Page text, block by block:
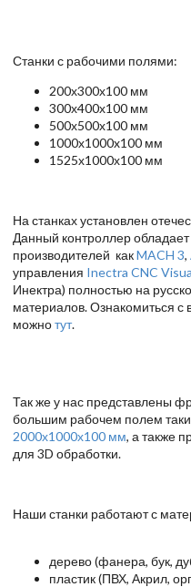
Станки с рабочими полями:
200х300х100 мм
300х400х100 мм
500х500х100 мм
1000х1000x100 мм
1525х1000х100 мм
На станках установлен
Данный контроллер
производителей какMACH 3,
управления Inectra CNC
Инектра) полностью на
материалов. Ознакомиться с
можнотут.
Так же у нас представлены
большим рабочем полем
2000х1000х100 мм, а также
для 3D обработки.
Наши станки работают с
дерево (фанера, бук,
пластик (ПВХ, Акрил,